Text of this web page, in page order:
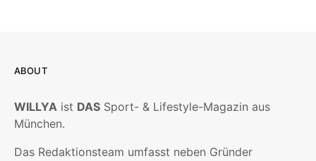
ABOUT
WILLYA ist DAS Sport- & Lifestyle-Magazin aus
München.
Das Redaktionsteam umfasst neben Gründer